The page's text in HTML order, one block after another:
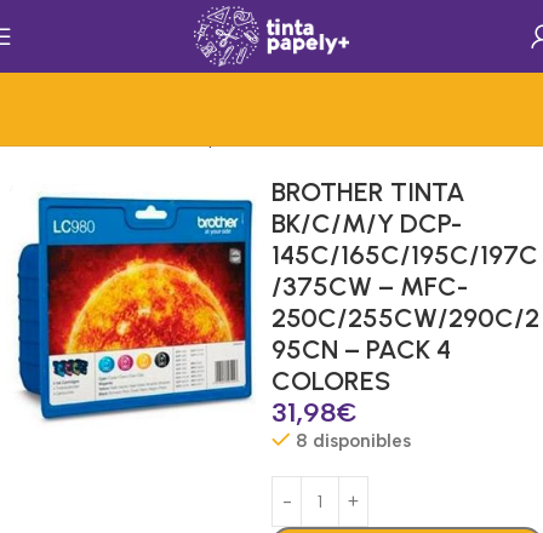
BROTHER TINTA
BK/C/M/Y DCP-
145C/165C/195C/197C
/375CW – MFC-
250C/255CW/290C/2
95CN – PACK 4
COLORES
31,98€
8 disponibles